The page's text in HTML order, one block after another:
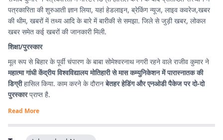
पत्रकारिता की शुरुआती ज्ञान लिया, यहां हेडलाइन, ब्रेकिंग न्यूज, लाइव कवरेज,खबर
की थीम, खबरों में तथ्य आदि के बारे में बारीकी से समझा. जिले से जुड़ी खबर, लोकल
खबर समेत कई खबरों की जानकारी मिली.
शिक्षा/पुरस्कार
मूल रूप से बिहार के पूर्वी चंपारण के बाबा सोमेश्वरनाथ नगरी रहने वाले राजीव कुमार ने
महात्मा गांधी केंद्रीय विश्वविद्यालय मोतिहारी से मास कम्युनिकेशन में पारास्नातक की
डिग्रीहासिल किया. काम करने के दौरानबेतहर हेडिंग और एनओडी पैकेज पर दो-दो
पुरस्कारप्राप्त है.
Read More